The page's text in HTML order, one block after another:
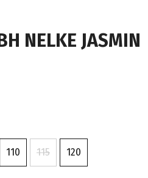
NELKE JASMIN
110 115 120